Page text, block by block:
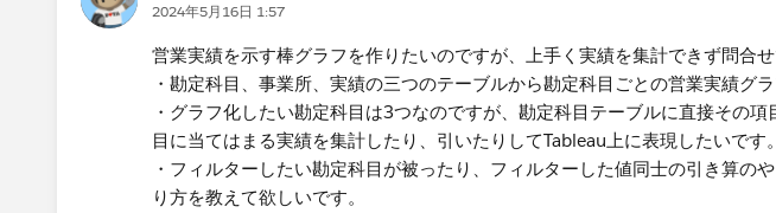
2024年5月16日 1:57
営業実績を示す棒グラフを作りたいのですが、上手く実績を集計できず問合せ
・勘定科目、事業所、実績の三つのテーブルから勘定科目ごとの営業実績グ
・グラフ化したい勘定科目は3つなのですが、勘定科目テーブルに直接その
目に当てはまる実績を集計したり、引いたりしてTableau上に表現したいです。
・フィルターしたい勘定科目が被ったり、フィルターした値同士の引き算の
り方を教えて欲しいです。